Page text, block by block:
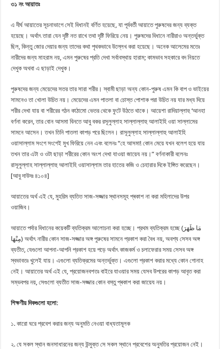
৩১ নং আয়াতঃ
এ দীর্ঘ আয়াতের সূচনাভাগে সেই বিধানই বর্ণিত হয়েছে, যা পূর্ববর্তী আয়াতে পুরুষদের জন্য ব্যক্ত
হয়েছে। অর্থাৎ তারা যেন দৃষ্টি নত রাখে তথা দৃষ্টি ফিরিয়ে নেয়। পুরুষদের বিধানে নারীরাও অন্তর্ভুক্ত
ছিল, কিন্তু জোর দেয়ার জন্য তাদের কথা পৃথকভাবে উল্লেখ করা হয়েছে। অনেক আলেমের মতেঃ
নারীদের জন্য মাহরাম নয়, এমন পুরুষের প্রতি দেখা সর্বাবস্থায় হারাম; কামভাব সহকারে বদ নিয়তে
দেখুক অথবা এ ছাড়াই দেখুক।
পুরুষদের জন্য মেয়েদের সতর তার সারা শরীর। স্বামী ছাড়া অন্য কোন-পুরুষ এমন কি বাপ ও ভাইয়ের
সামনেও তা খোলা উচিত নয়। মেয়েদের এমন পাতলা বা চোস্ত পোশাক পরা উচিত নয় যার মধ্য দিয়ে
শরীর দেখা যায় বা শরীরের গঠন কাঠামো ভেতর থেকে ফুটে উঠতে থাকে। আয়েশা রাদিয়াল্লাহু ‘আনহা
বৰ্ণনা করেন, তার বোন আসমা বিনতে আবু বকর রসূলুল্লাহ সাল্লাল্লাহু আলাইহি ওয়া সাল্লামের
সামনে আসেন। তখন তিনি পাতলা কাপড় পরে ছিলেন। রাসূলুল্লাহ সাল্লাল্লাহু আলাইহি
ওয়াসাল্লাম সংগে সংগেই মুখ ফিরিয়ে নেন এবং বলেনঃ “হে আসমা! কোন মেয়ে যখন বলেগ হয়ে যায়
তখন তার এটা ও ওটা ছাড়া শরীরের কোন অংশ দেখা যাওয়া জায়েয নয়।” বর্ণনাকারী বলেনঃ
রাসূলুল্লাহ সাল্লাল্লাহু আলাইহি ওয়াসাল্লাম তার হাতের কজি ও চেহারার দিকে ইঙ্গিত করেছেন।
[আবু দাউদঃ ৪১০৪]
আয়াতের অর্থ এই যে, মুহরিম ব্যতিত সাজ-সজ্জার স্থানসমূহ প্ৰকাশ না করা মহিলাদের উপর
ওয়াজিব।
আয়াতে পর্দার বিধানের কয়েকটি ব্যতিক্রম আলোচনা করা হচ্ছে। প্রথম ব্যতিক্রম হচ্ছে (مَا ظَهَرَ
مِنْهَا) অর্থাৎ নারীর কোন সাজ-সজ্জার অঙ্গ পুরুষের সামনে প্রকাশ করা বৈধ নয়, অবশ্য সেসব অঙ্গ
ব্যতীত, যেগুলো আপনা-আপনি প্রকাশ হয়ে পড়ে অর্থাৎ কাজকর্ম ও চলাফেরার সময় সেসব অঙ্গ
স্বভাবতঃ খুলেই যায়। এগুলো ব্যতিক্রমের অন্তর্ভুক্ত। এগুলো প্রকাশ করার মধ্যে কোন গোনাহ
নেই। আয়াতের অর্থ এই যে, প্রয়োজনবশতঃ বাইরে যাওয়ার সময় যেসব উপরের কাপড় আবৃত করা
সম্ভবপর নয়, সেগুলো ব্যতীত সাজ-সজ্জার কোন বস্তু প্ৰকাশ করা জায়েয নয়।
শিক্ষণীয় দিকগুলো হলো:
১. কারো ঘরে প্রবেশ করার জন্য অনুমতি নেওয়া বাধ্যতামূলক
২. যে সকল স্থান জনসাধারনের জন্য উন্মুক্ত সে সকল স্থানে প্রবেশের অনুমতির প্রয়োজন নেই।